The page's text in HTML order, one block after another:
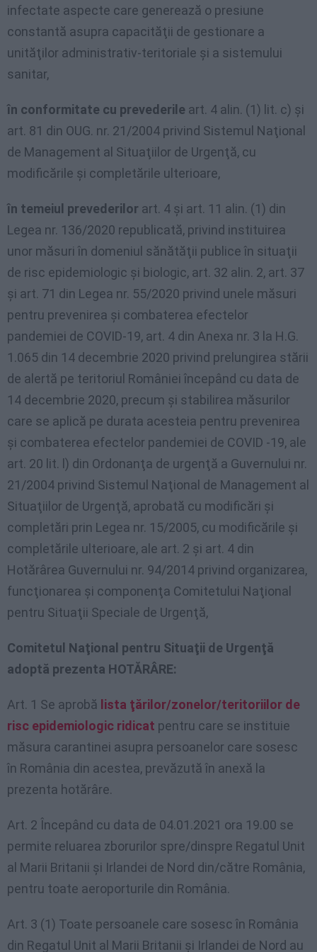
infectate aspecte care generează o presiune
constantă asupra capacităţii de gestionare a
unităţilor administrativ-teritoriale şi a sistemului
sanitar,
în conformitate cu prevederile art. 4 alin. (1) lit. c) şi
art. 81 din OUG. nr. 21/2004 privind Sistemul Naţional
de Management al Situaţiilor de Urgenţă, cu
modificările şi completările ulterioare,
în temeiul prevederilor art. 4 şi art. 11 alin. (1) din
Legea nr. 136/2020 republicată, privind instituirea
unor măsuri în domeniul sănătăţii publice în situaţii
de risc epidemiologic şi biologic, art. 32 alin. 2, art. 37
şi art. 71 din Legea nr. 55/2020 privind unele măsuri
pentru prevenirea şi combaterea efectelor
pandemiei de COVID-19, art. 4 din Anexa nr. 3 la H.G.
1.065 din 14 decembrie 2020 privind prelungirea stării
de alertă pe teritoriul României începând cu data de
14 decembrie 2020, precum şi stabilirea măsurilor
care se aplică pe durata acesteia pentru prevenirea
şi combaterea efectelor pandemiei de COVID -19, ale
art. 20 lit. l) din Ordonanţa de urgenţă a Guvernului nr.
21/2004 privind Sistemul Naţional de Management al
Situaţiilor de Urgenţă, aprobată cu modificări şi
completări prin Legea nr. 15/2005, cu modificările şi
completările ulterioare, ale art. 2 şi art. 4 din
Hotărârea Guvernului nr. 94/2014 privind organizarea,
funcţionarea şi componenţa Comitetului Naţional
pentru Situaţii Speciale de Urgenţă,
Comitetul Naţional pentru Situaţii de Urgenţă
adoptă prezenta HOTĂRÂRE:
Art. 1 Se aprobă lista ţărilor/zonelor/teritoriilor de
risc epidemiologic ridicat pentru care se instituie
măsura carantinei asupra persoanelor care sosesc
în România din acestea, prevăzută în anexă la
prezenta hotărâre.
Art. 2 Începând cu data de 04.01.2021 ora 19.00 se
permite reluarea zborurilor spre/dinspre Regatul Unit
al Marii Britanii şi Irlandei de Nord din/către România,
pentru toate aeroporturile din România.
Art. 3 (1) Toate persoanele care sosesc în România
din Regatul Unit al Marii Britanii şi Irlandei de Nord au